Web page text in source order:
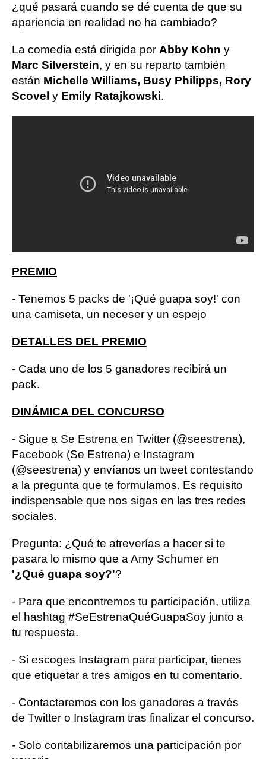
¿qué pasará cuando se dé cuenta de que su
apariencia en realidad no ha cambiado?
La comedia está dirigida por Abby Kohn y
Marc Silverstein, y en su reparto también
están Michelle Williams, Busy Philipps, Rory
Scovel y Emily Ratajkowski.
PREMIO
- Tenemos 5 packs de '¡Qué guapa soy!' con
una camiseta, un neceser y un espejo
DETALLES DEL PREMIO
- Cada uno de los 5 ganadores recibirá un
pack.
DINÁMICA DEL CONCURSO
- Sigue a Se Estrena en Twitter (@seestrena),
Facebook (Se Estrena) e Instagram
(@seestrena) y envíanos un tweet contestando
a la pregunta que te formulamos. Es requisito
indispensable que nos sigas en las tres redes
sociales.
Pregunta: ¿Qué te atreverías a hacer si te
pasara lo mismo que a Amy Schumer en
'¿Qué guapa soy?'?
- Para que encontremos tu participación, utiliza
el hashtag #SeEstrenaQuéGuapaSoy junto a
tu respuesta.
- Si escoges Instagram para participar, tienes
que etiquetar a tres amigos en tu comentario.
- Contactaremos con los ganadores a través
de Twitter o Instagram tras finalizar el concurso.
- Solo contabilizaremos una participación por